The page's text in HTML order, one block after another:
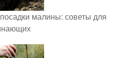
малины: советы для